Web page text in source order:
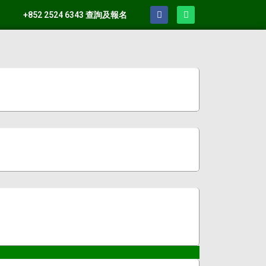
+852 2524 6343 查詢及報名